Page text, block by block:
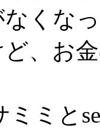
くな
、お
ミと